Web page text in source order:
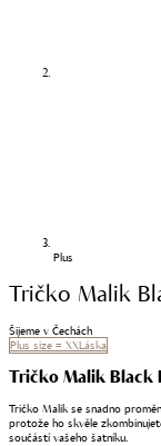
Plus
Tričko Malik
Šijeme v Čechách
Plus size = XXLáska
Tričko Malik Black
Tričko Malik se snadno
protože ho skvěle
součástí vašeho šatníku.